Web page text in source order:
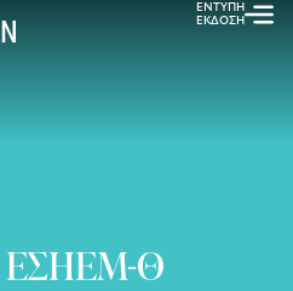
ΕΝΤΥΠΗ
ΕΚΔΟΣΗ
ΕΣΗΕΜ-Θ